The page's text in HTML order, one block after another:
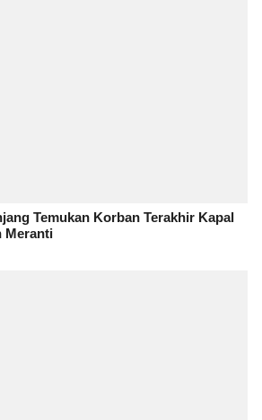
Temukan Korban Terakhir Kapal
Meranti